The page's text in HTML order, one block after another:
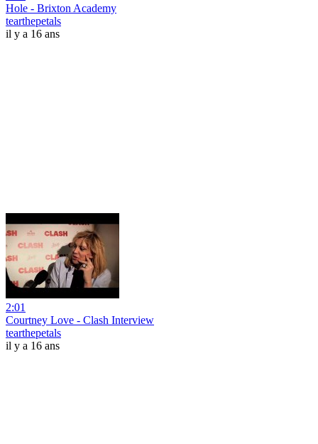
Hole - Brixton Academy
tearthepetals
il y a 16 ans
2:01
Courtney Love - Clash Interview
tearthepetals
il y a 16 ans